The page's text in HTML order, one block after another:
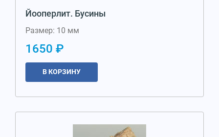
Йооперлит. Бусины
Размер: 10 мм
1650 ₽
В КОРЗИНУ